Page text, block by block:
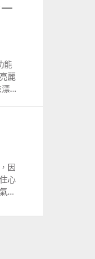
，
不
功
習
。
張
現
，
了
不
品,
有
間
，
血
容
肪
運
氣
脾
胃
後
能
走
抓
和
經
的
處
片
能
麗
信
色
效
對
定
因
心
，
種
男
係